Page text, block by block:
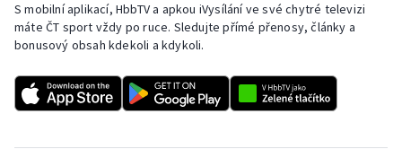
S mobilní aplikací, HbbTV a apkou iVysílání ve své chytré televizi
máte ČT sport vždy po ruce. Sledujte přímé přenosy, články a
bonusový obsah kdekoli a kdykoli.